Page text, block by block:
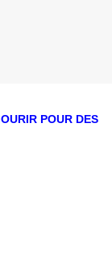
POUR DES